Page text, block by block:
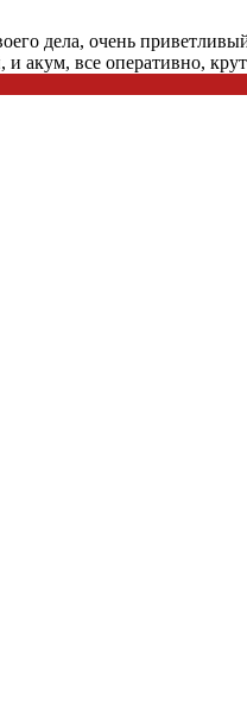
дела, очень
акум, все оперативно,